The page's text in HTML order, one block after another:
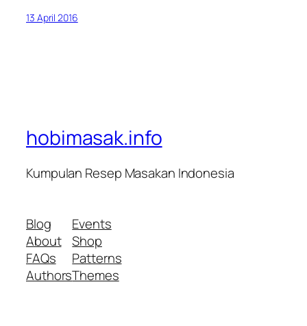
13 April 2016
hobimasak.info
Kumpulan Resep Masakan Indonesia
Blog
About
FAQs
Authors
Events
Shop
Patterns
Themes